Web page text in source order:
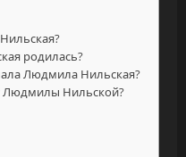
родилась?
Людмила Нильская?
Людмилы Нильской?